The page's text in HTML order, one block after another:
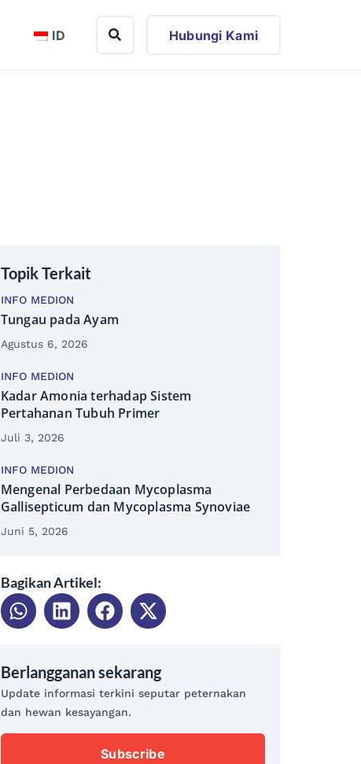
ID Hubungi Kami
Topik Terkait
INFO MEDION
Tungau pada Ayam
Agustus 6, 2026
INFO MEDION
Kadar Amonia terhadap Sistem
Pertahanan Tubuh Primer
Juli 3, 2026
INFO MEDION
Mengenal Perbedaan Mycoplasma
Gallisepticum dan Mycoplasma Synoviae
Juni 5, 2026
Bagikan Artikel:
Berlangganan sekarang
Update informasi terkini seputar peternakan
dan hewan kesayangan.
Subscribe